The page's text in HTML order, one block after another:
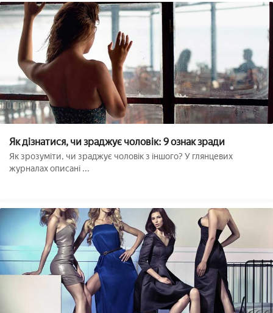
Як дізнатися, чи зраджує чоловік: 9 ознак зради
Як зрозуміти, чи зраджує чоловік з іншого? У глянцевих
журналах описані ...